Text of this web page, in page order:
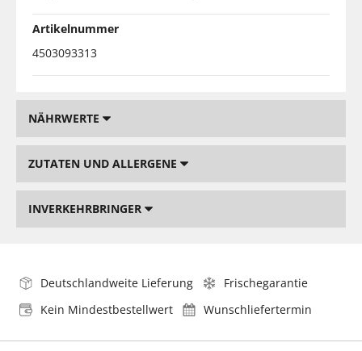
Artikelnummer
4503093313
NÄHRWERTE
ZUTATEN UND ALLERGENE
INVERKEHRBRINGER
Deutschlandweite Lieferung
Frischegarantie
Kein Mindestbestellwert
Wunschliefertermin